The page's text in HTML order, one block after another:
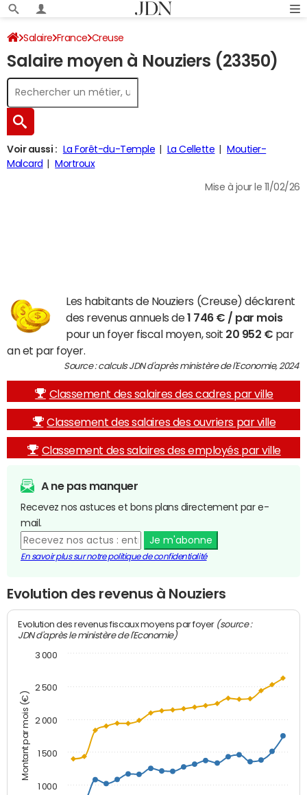
Salaire France Creuse
Salaire moyen à Nouziers (23350)
Voir aussi : La Forêt-du-Temple La Cellette
Moutier-
Malcard
Mortroux
Mise à jour le 11/02/26
Les habitants de Nouziers (Creuse) déclarent
des revenus annuels de1 746 € / par mois
pour un foyer fiscal moyen, soit 20 952 € par
an et par foyer.
Source : calculs JDN d'après ministère de l'Economie, 2024
Classement des salaires des cadres par ville
Classement des salaires des ouvriers par ville
Classement des salaires des employés par ville
A ne pas manquer
Recevez nos astuces et bons plans directement par e-
mail.
Je m'abonne
En savoir plus sur notre politique de confidentialité
Evolution des revenus à Nouziers
Montant par mois (€)
Evolution des revenus fiscaux moyens par foyer (source :
JDN d'après le ministère de l'Economie)
1 000
1 500
2 000
2 500
3 000